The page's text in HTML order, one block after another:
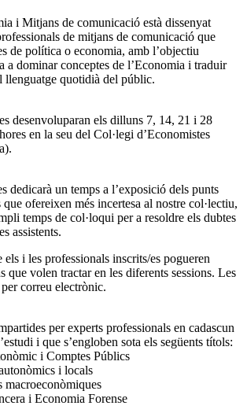
i Mitjans de comunicació està dissenyat
de mitjans de comunicació que
de política o economia, amb l’objectiu
a dominar conceptes de l’Economia i traduir
llenguatge quotidià del públic.
desenvoluparan els dilluns 7, 14, 21 i 28
en la seu del Col·legi d’Economistes
dedicarà un temps a l’exposició dels punts
ofereixen més incertesa al nostre col·lectiu,
temps de col·loqui per a resoldre els dubtes
assistents.
els i les professionals inscrits/es pogueren
que volen tractar en les diferents sessions. Les
correu electrònic.
per experts professionals en cadascun
i que s’engloben sota els següents títols:
i Comptes Públics
i locals
i Economia Forense